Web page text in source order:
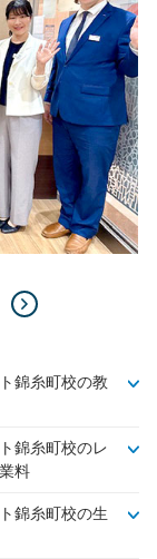
錦糸町校の教
錦糸町校のレ
料
錦糸町校の生